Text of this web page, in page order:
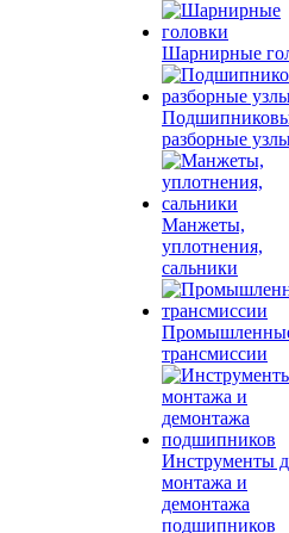
Шарнирные
разборные
Манжеты,
уплотнения,
сальники
трансмиссии
Инструменты
монтажа и
демонтажа
подшипников